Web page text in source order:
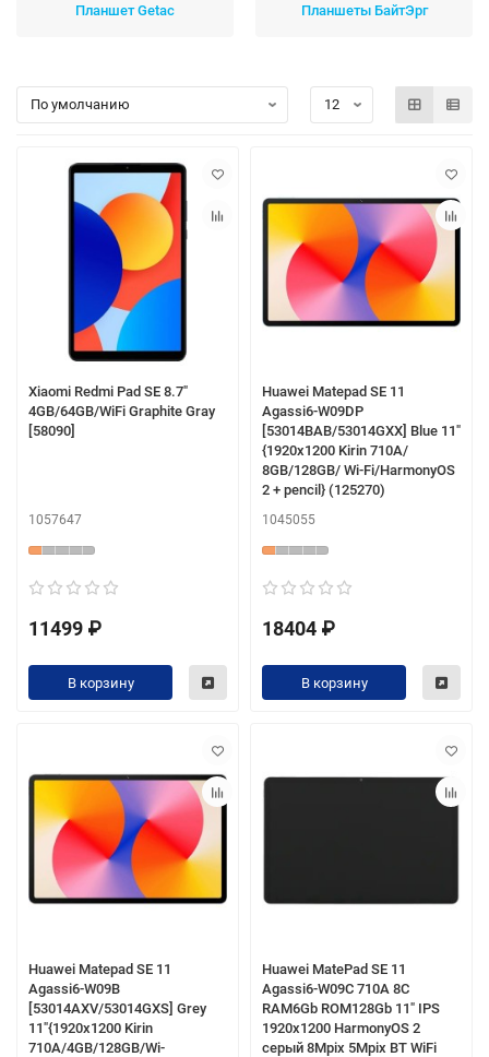
Планшет Getac Планшеты БайтЭрг
Xiaomi Redmi Pad SE 8.7"
4GB/64GB/WiFi Graphite Gray
[58090]
1057647
11499 ₽
В корзину
Huawei Matepad SE 11
Agassi6-W09DP
[53014BAB/53014GXX] Blue 11"
{1920x1200 Kirin 710A/
8GB/128GB/ Wi-Fi/HarmonyOS
2 + pencil} (125270)
1045055
18404 ₽
В корзину
Huawei Matepad SE 11
Agassi6-W09B
[53014AXV/53014GXS] Grey
11"{1920x1200 Kirin
710A/4GB/128GB/Wi-
Huawei MatePad SE 11
Agassi6-W09C 710A 8C
RAM6Gb ROM128Gb 11" IPS
1920x1200 HarmonyOS 2
серый 8Mpix 5Mpix BT WiFi